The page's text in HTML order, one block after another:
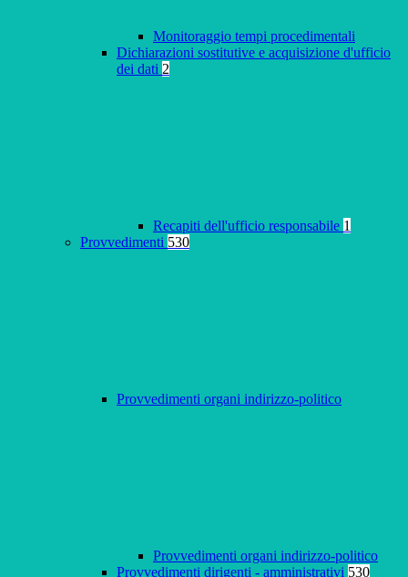
Monitoraggio tempi procedimentali
Dichiarazioni sostitutive e acquisizione d'ufficio
dei dati 2
Recapiti dell'ufficio responsabile 1
Provvedimenti 530
Provvedimenti organi indirizzo-politico
Provvedimenti organi indirizzo-politico
Provvedimenti dirigenti - amministrativi 530